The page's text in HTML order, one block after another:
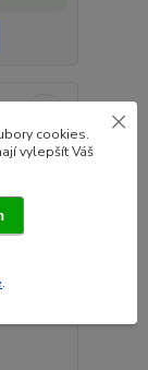
cookies.
vylepšít Váš
.